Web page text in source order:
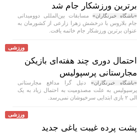
برترین ورزشکار جام شد
«باشگاه خبرنگاران» مسابقات بین‌المللی دوومیدانی
جام بلاروس با درخشش زهرا زارعی از کشورمان به
عنوان برترین ورزشکار جام خاتمه یافت.
ورزشی
احتمال دوری چند هفته‌ای بازیکن
مجارستانی پرسپولیس
«باشگاه خبرنگاران» دنیل گرا مدافع مجارستانی
پرسپولیس به علت مصدومیت به احتمال زیاد به یک
الی ۲ بازی ابتدایی سرخپوشان نمی‌رسد.
ورزشی
پشت پرده غیبت یاغی جدید